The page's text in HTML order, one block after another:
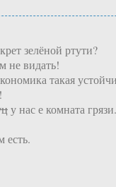
зелёной ртути?
не видать!
такая
у нас е комната грязи.
есть.